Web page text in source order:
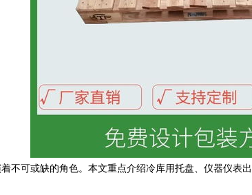
不可或缺的角色。本文重点介绍冷库用托盘、仪器仪